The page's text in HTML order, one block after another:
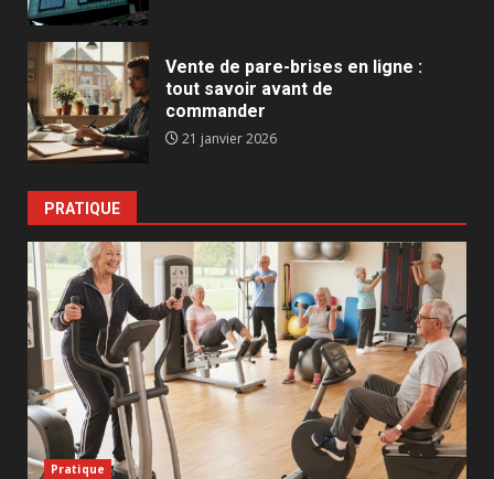
Vente de pare-brises en ligne :
tout savoir avant de
commander
21 janvier 2026
PRATIQUE
Pratique